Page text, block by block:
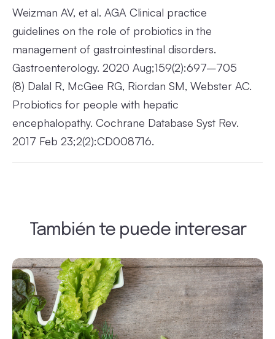
Weizman AV, et al. AGA Clinical practice
guidelines on the role of probiotics in the
management of gastrointestinal disorders.
Gastroenterology. 2020 Aug;159(2):697–705
(8) Dalal R, McGee RG, Riordan SM, Webster AC.
Probiotics for people with hepatic
encephalopathy. Cochrane Database Syst Rev.
2017 Feb 23;2(2):CD008716.
También te puede interesar